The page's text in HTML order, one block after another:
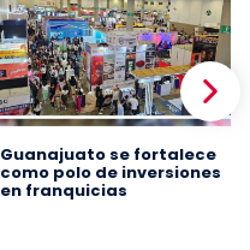
Guanajuato se fortalece
como polo de inversiones
en franquicias